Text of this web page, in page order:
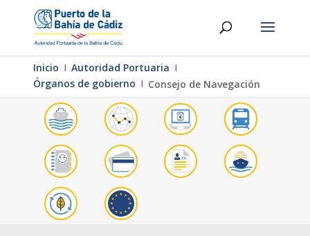
Inicio Ι Autoridad Portuaria Ι
Órganos de gobierno Ι Consejo de Navegación